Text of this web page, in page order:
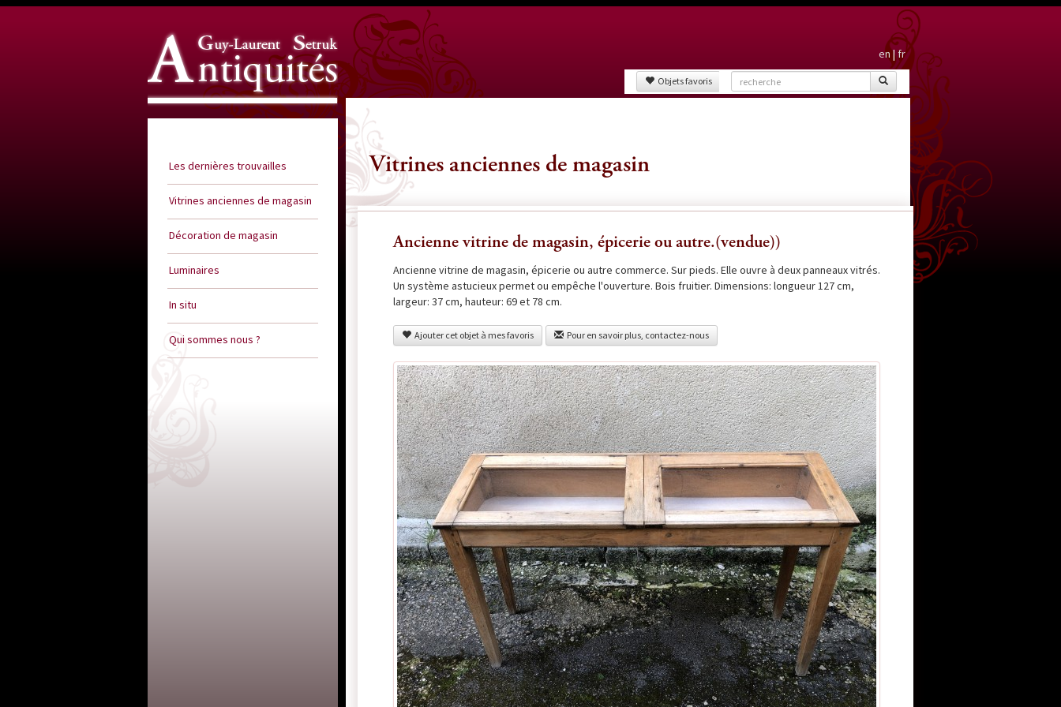
Les dernières trouvailles
Vitrines anciennes de magasin
Décoration de magasin
Luminaires
In situ
Qui sommes nous ?
en|fr
Objets favoris
Vitrines anciennes de magasin
Ancienne vitrine de magasin, épicerie ou autre.(vendue))
Ancienne vitrine de magasin, épicerie ou autre commerce. Sur pieds. Elle ouvre à deux panneaux vitrés.
Un système astucieux permet ou empêche l'ouverture. Bois fruitier. Dimensions: longueur 127 cm,
largeur: 37 cm, hauteur: 69 et 78 cm.
Ajouter cet objet à mes favoris Pour en savoir plus, contactez-nous